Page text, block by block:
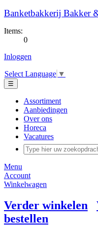
Banketbakkerij Bakker
Items:
0
Inloggen
Select Language ▼
☰
Assortiment
Aanbiedingen
Over ons
Horeca
Vacatures
Menu
Account
Winkelwagen
Verder winkelen
bestellen